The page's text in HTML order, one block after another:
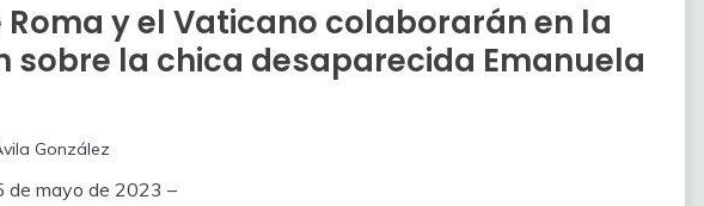
Roma y el Vaticano colaborarán en la
sobre la chica desaparecida Emanuela
González
de mayo de 2023 –